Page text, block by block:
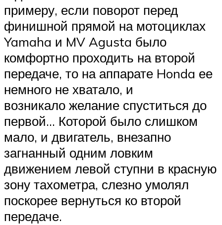
примеру, если поворот перед
финишной прямой на мотоциклах
Yamaha и MV Agusta было
комфортно проходить на второй
передаче, то на аппарате Honda ее
немного не хватало, и
возникало желание спуститься до
первой… Которой было слишком
мало, и двигатель, внезапно
загнанный одним ловким
движением левой ступни в красную
зону тахометра, слезно умолял
поскорее вернуться ко второй
передаче.